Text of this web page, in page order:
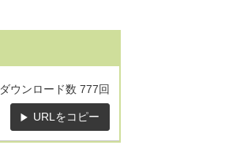
ダウンロード数 777回
URLをコピー